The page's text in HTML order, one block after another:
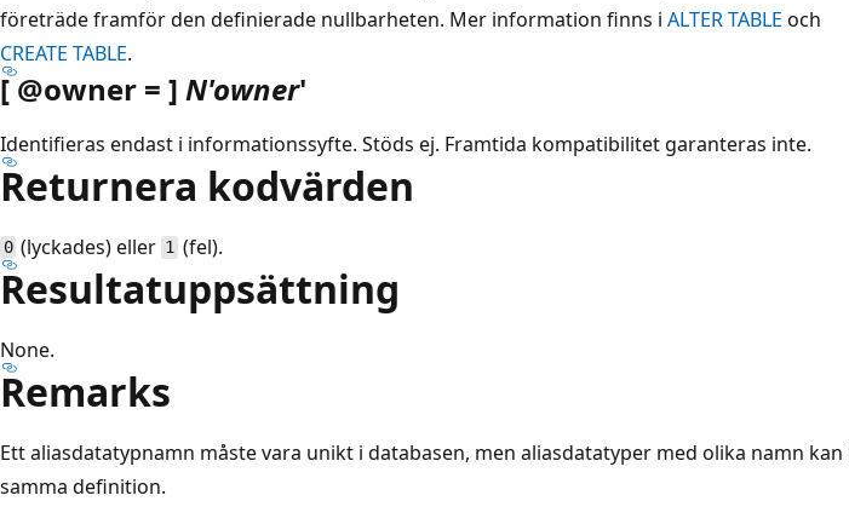
företräde framför den definierade nullbarheten. Mer information finns i ALTER TABLE och
CREATE TABLE.
[ @owner = ] N'owner'
Identifieras endast i informationssyfte. Stöds ej. Framtida kompatibilitet garanteras inte.
Returnera kodvärden
0 (lyckades) eller 1(fel).
Resultatuppsättning
None.
Remarks
Ett aliasdatatypnamn måste vara unikt i databasen, men aliasdatatyper med olika namn kan
samma definition.